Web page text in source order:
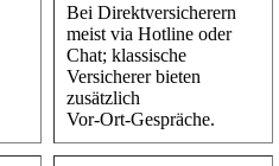
Bei Direktversicherern
meist via Hotline oder
Chat; klassische
Versicherer bieten
zusätzlich
Vor‑Ort‑Gespräche.